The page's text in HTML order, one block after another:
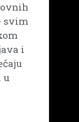
svim
i
u